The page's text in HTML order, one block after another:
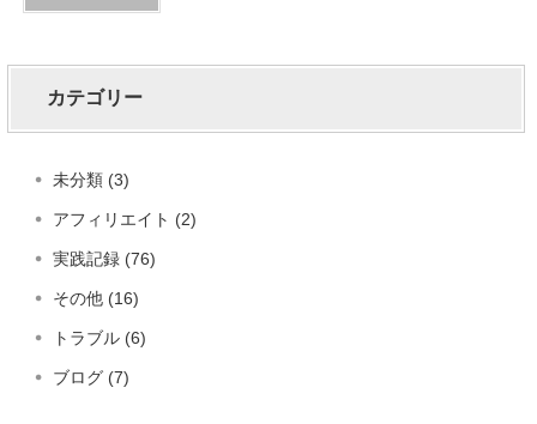
カテゴリー
未分類 (3)
アフィリエイト (2)
実践記録 (76)
その他 (16)
トラブル (6)
ブログ (7)